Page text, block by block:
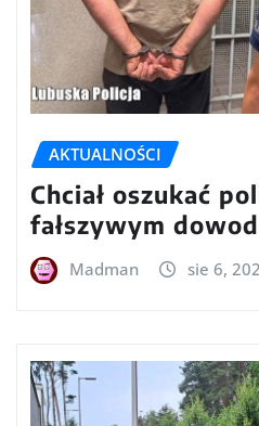
AKTUALNOŚCI
Chciał oszukać
fałszywym
Madman sie 6,